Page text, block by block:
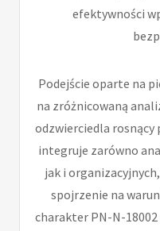
efektywności
Podejście oparte na
na zróżnicowaną
odzwierciedla
integruje zarówno
jak i
spojrzenie na
charakter PN-N-